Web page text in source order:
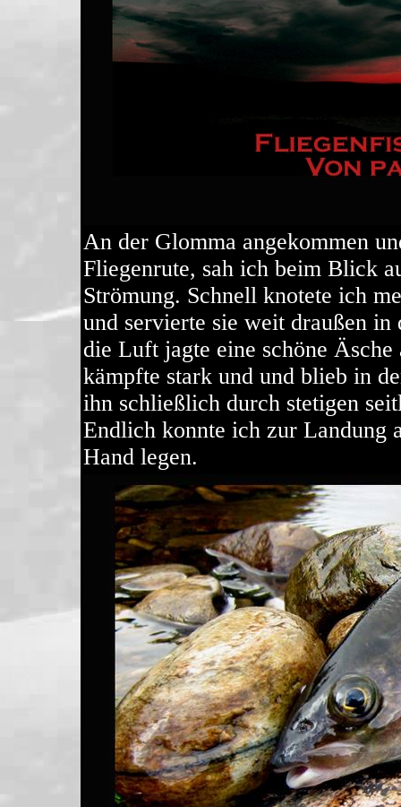
An der Glomma angekommen
Fliegenrute, sah ich beim Blick
Strömung. Schnell knotete ich
und servierte sie weit draußen
die Luft jagte eine schöne
kämpfte stark und und blieb in
ihn schließlich durch stetigen
Endlich konnte ich zur Landung
Hand legen.